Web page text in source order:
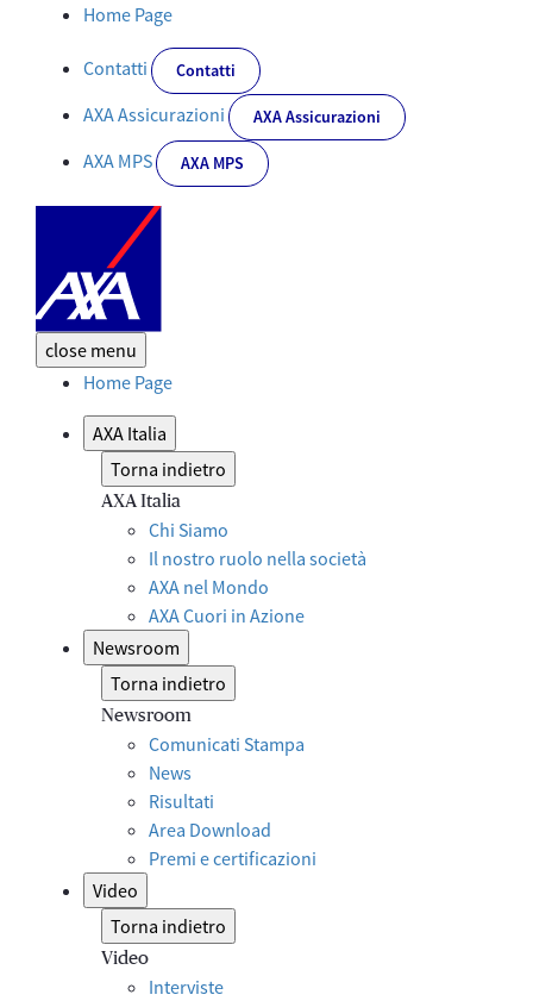
Modello di Organizzazione, Gestione e Controllo - Corporate
Home Page
Contatti Contatti
AXA Assicurazioni AXA Assicurazioni
AXA MPS AXA MPS
close menu
Home Page
AXA Italia
Torna indietro
AXA Italia
Chi Siamo
Il nostro ruolo nella società
AXA nel Mondo
AXA Cuori in Azione
Newsroom
Torna indietro
Newsroom
Comunicati Stampa
News
Risultati
Area Download
Premi e certificazioni
Video
Torna indietro
Video
Interviste